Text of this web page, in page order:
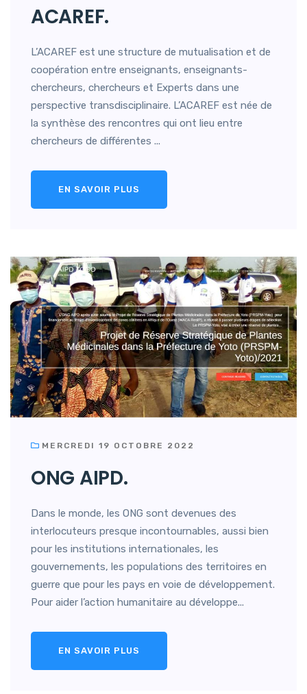
ACAREF.
L’ACAREF est une structure de mutualisation et de
coopération entre enseignants, enseignants-
chercheurs, chercheurs et Experts dans une
perspective transdisciplinaire. L’ACAREF est née de
la synthèse des rencontres qui ont lieu entre
chercheurs de différentes ...
EN SAVOIR PLUS
MERCREDI 19 OCTOBRE 2022
ONG AIPD.
Dans le monde, les ONG sont devenues des
interlocuteurs presque incontournables, aussi bien
pour les institutions internationales, les
gouvernements, les populations des territoires en
guerre que pour les pays en voie de développement.
Pour aider l’action humanitaire au développe...
EN SAVOIR PLUS